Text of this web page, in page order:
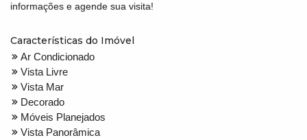
informações e agende sua visita!
Características do Imóvel
Ar Condicionado
Vista Livre
Vista Mar
Decorado
Móveis Planejados
Vista Panorâmica